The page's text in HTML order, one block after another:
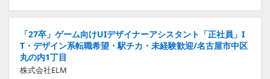
「27卒」ゲーム向けUIデザイナーアシスタント「正社員」I
T・デザイン系転職希望・駅チカ・未経験歓迎/名古屋市中区
丸の内1丁目
株式会社ELM